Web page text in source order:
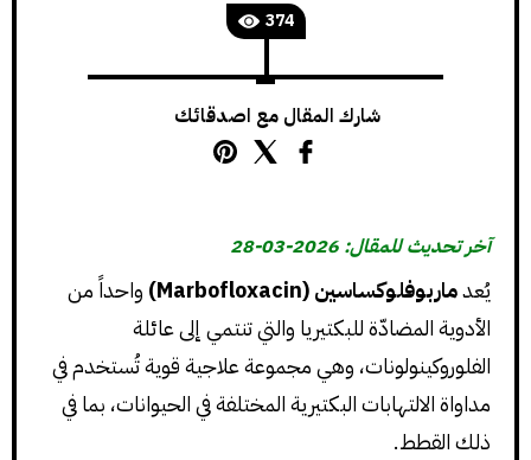
374
شارك المقال مع اصدقائك
آخر تحديث للمقال: 2026-03-28
يُعدماربوفلوكساسين (Marbofloxacin)
واحداً من
الأدوية المضادّة للبكتيريا والتي تنتمي إلى عائلة
الفلوروكينولونات، وهي مجموعة علاجية قوية تُستخدم في
مداواة الالتهابات البكتيرية المختلفة في الحيوانات، بما في
ذلك القطط.